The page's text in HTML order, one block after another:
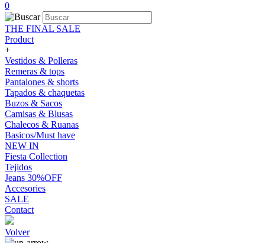
0
THE FINAL SALE
Product
+
Vestidos & Polleras
Remeras & tops
Pantalones & shorts
Tapados & chaquetas
Buzos & Sacos
Camisas & Blusas
Chalecos & Ruanas
Basicos/Must have
NEW IN
Fiesta Collection
Tejidos
Jeans 30%OFF
Accesories
SALE
Contact
Volver